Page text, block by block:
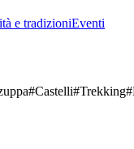
e tradizioniEventi
#Castelli#Trekking#